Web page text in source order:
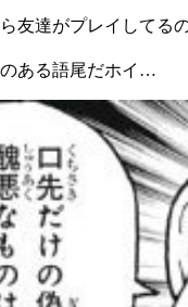
友達がプレイしてる
ある語尾だホイ…